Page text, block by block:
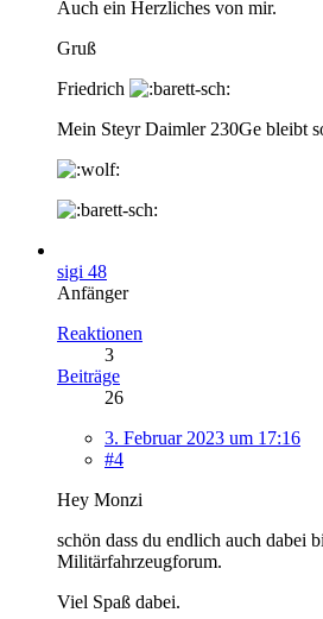
Auch ein Herzliches von mir.
Gruß
Friedrich
Mein Steyr Daimler 230Ge bleibt
sigi 48
Anfänger
Reaktionen
3
Beiträge
26
3. Februar 2023 um 17:16
#4
Hey Monzi
schön dass du endlich auch dabei
Militärfahrzeugforum.
Viel Spaß dabei.